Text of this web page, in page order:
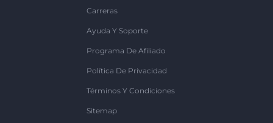
Carreras
Ayuda Y Soporte
Programa De Afiliado
Política De Privacidad
Términos Y Condiciones
Sitemap